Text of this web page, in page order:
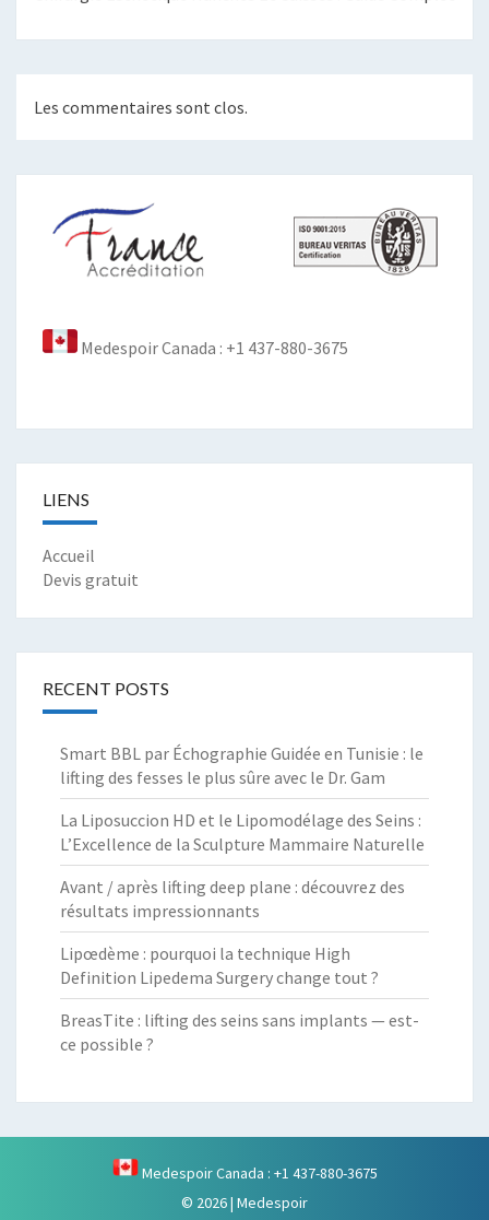
Les commentaires sont clos.
Medespoir Canada : +1 437-880-3675
LIENS
Accueil
Devis gratuit
RECENT POSTS
Smart BBL par Échographie Guidée en Tunisie : le
lifting des fesses le plus sûre avec le Dr. Gam
La Liposuccion HD et le Lipomodélage des Seins :
L’Excellence de la Sculpture Mammaire Naturelle
Avant / après lifting deep plane : découvrez des
résultats impressionnants
Lipœdème : pourquoi la technique High
Definition Lipedema Surgery change tout ?
BreasTite : lifting des seins sans implants — est-
ce possible ?
Medespoir Canada : +1 437-880-3675
© 2026| Medespoir